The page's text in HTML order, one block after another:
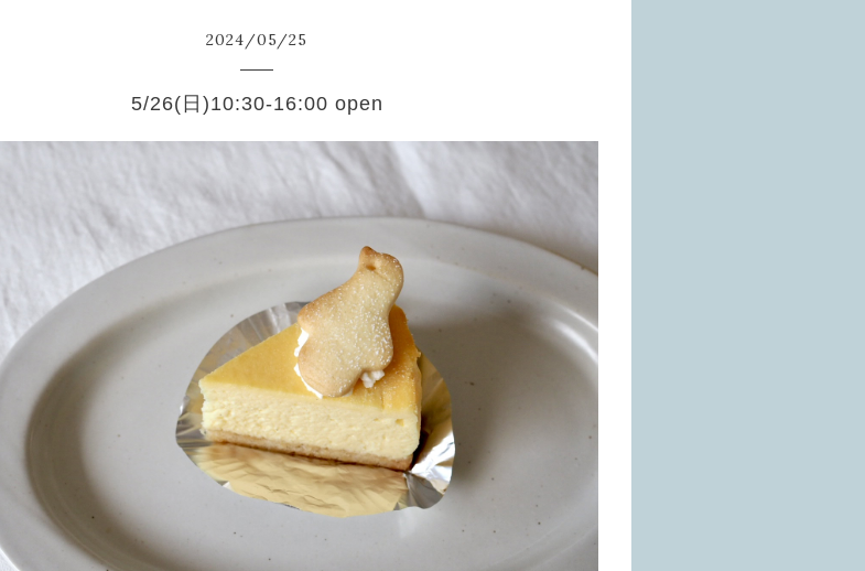
2024/05/25
5/26(日)10:30-16:00 open